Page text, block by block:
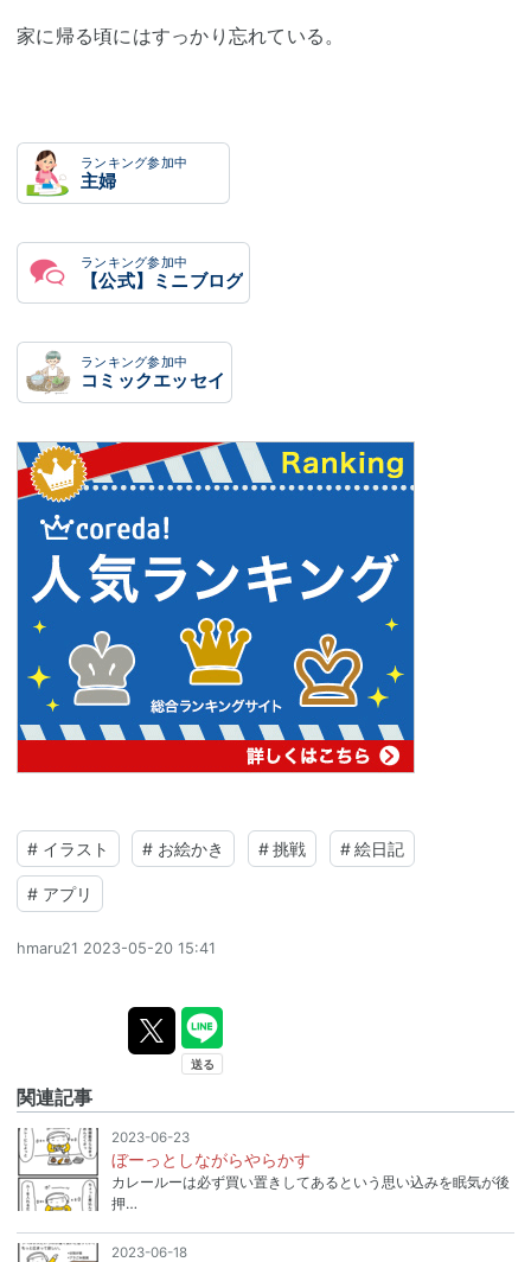
家に帰る頃にはすっかり忘れている。
ランキング参加中
主婦
ランキング参加中
【公式】ミニブログ
ランキング参加中
コミックエッセイ
# イラスト # お絵かき # 挑戦 # 絵日記
# アプリ
hmaru21 2023-05-20 15:41
関連記事
2023-06-23
ぼーっとしながらやらかす
カレールーは必ず買い置きしてあるという思い込みを眠気が後
押…
2023-06-18